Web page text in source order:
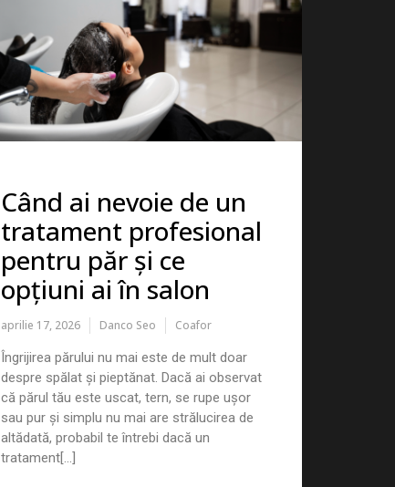
Când ai nevoie de un
tratament profesional
pentru păr și ce
opțiuni ai în salon
aprilie 17, 2026 Danco Seo Coafor
Îngrijirea părului nu mai este de mult doar
despre spălat și pieptănat. Dacă ai observat
că părul tău este uscat, tern, se rupe ușor
sau pur și simplu nu mai are strălucirea de
altădată, probabil te întrebi dacă un
tratament[...]